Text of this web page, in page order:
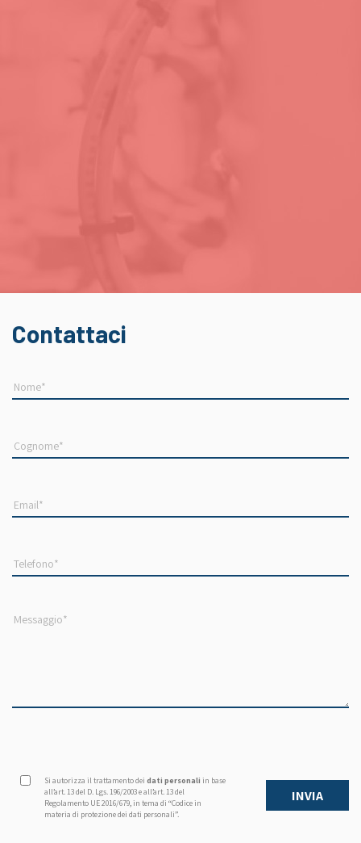
Contattaci
Si autorizza il trattamento dei dati personali in base
all’art. 13 del D. Lgs. 196/2003 e all’art. 13 del
Regolamento UE 2016/679, in tema di “Codice in
materia di protezione dei dati personali”.